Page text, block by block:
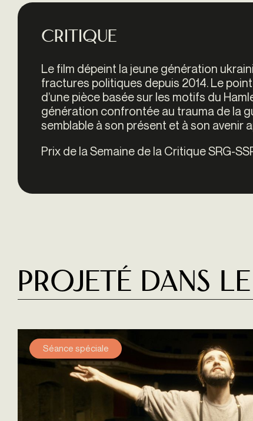
Critique
Le film dépeint la jeune génération
fractures politiques depuis 2014. Le
d’une pièce basée sur les motifs du
génération confrontée au trauma de la
semblable à son présent et à son avenir
Prix de la Semaine de la Critique SRG-
Projeté dans
Séance spéciale